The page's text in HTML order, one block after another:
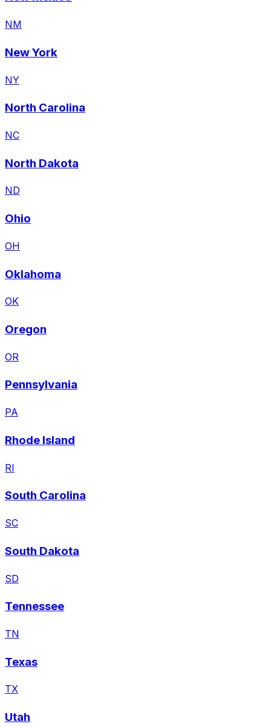
NM
New York
NY
North Carolina
NC
North Dakota
ND
Ohio
OH
Oklahoma
OK
Oregon
OR
Pennsylvania
PA
Rhode Island
RI
South Carolina
SC
South Dakota
SD
Tennessee
TN
Texas
TX
Utah